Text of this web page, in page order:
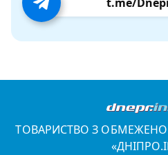
ТОВАРИСТВО З